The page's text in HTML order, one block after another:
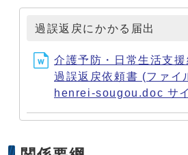
過誤返戻にかかる届出
介護予防・日常生活支
過誤返戻依頼書 (ファイ
henrei-sougou.doc サ